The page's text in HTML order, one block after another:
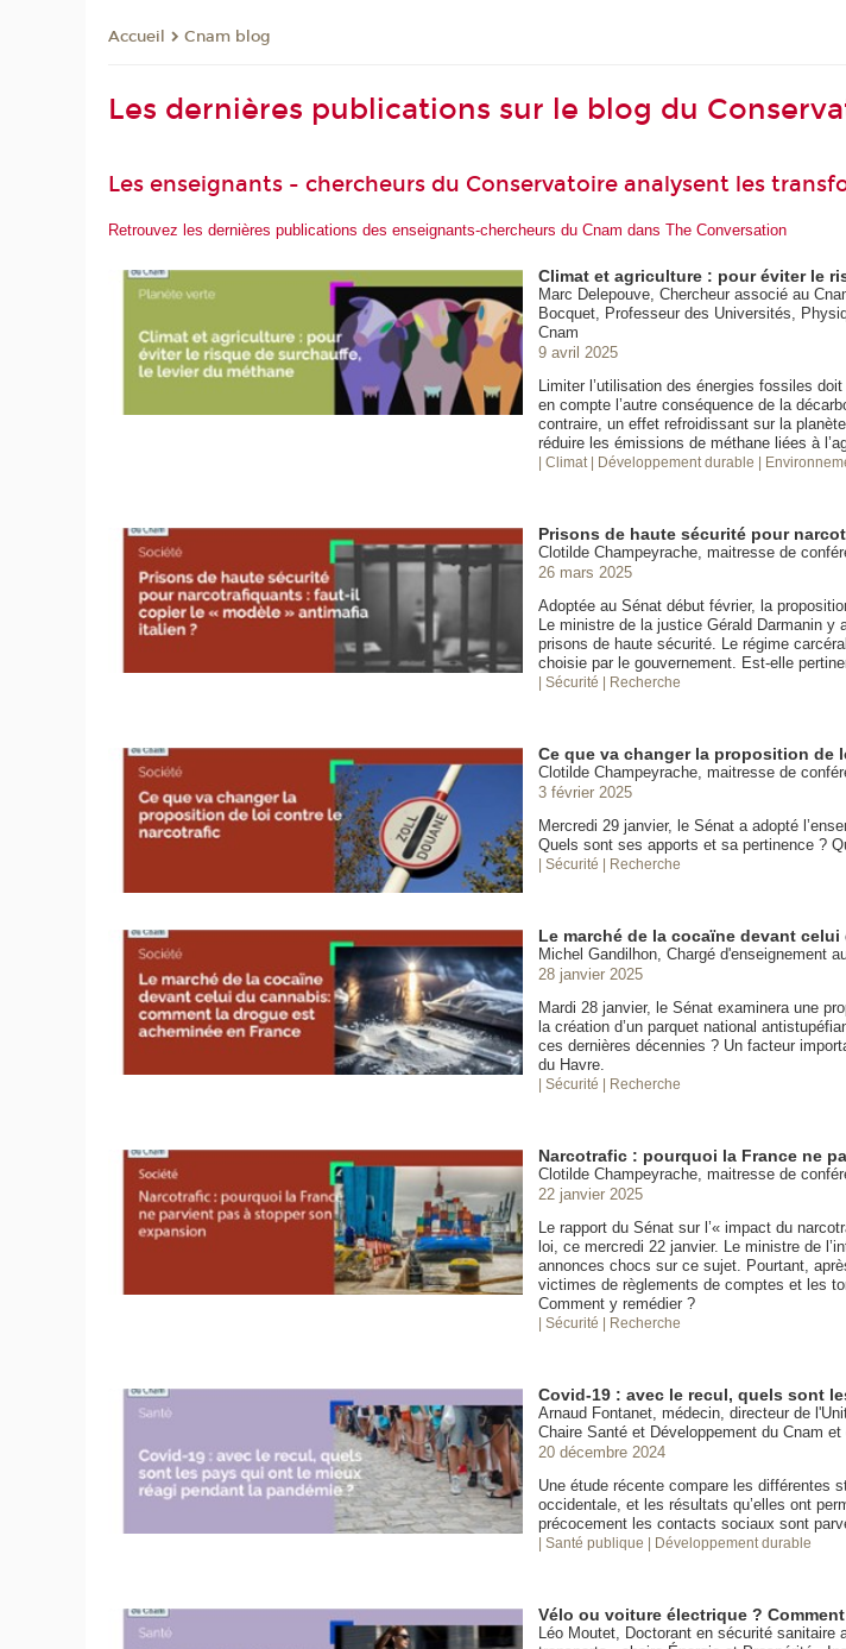
Accueil Cnam blog
Les dernières publications sur le blog du
Les enseignants - chercheurs du Conservatoire analysent les
Retrouvez les dernières publications des enseignants-chercheurs du Cnam dans The Conversation
Climat et agriculture : pour éviter le
Marc Delepouve, Chercheur associé au
Bocquet, Professeur des Universités,
Cnam
9 avril 2025
Limiter l’utilisation des énergies fossiles
en compte l’autre conséquence de la
contraire, un effet refroidissant sur la
réduire les émissions de méthane liées à
| Climat | Développement durable |
Prisons de haute sécurité pour
Clotilde Champeyrache, maitresse de
26 mars 2025
Adoptée au Sénat début février, la
Le ministre de la justice Gérald Darmanin y
prisons de haute sécurité. Le régime
choisie par le gouvernement. Est-elle
| Sécurité | Recherche
Ce que va changer la proposition de
Clotilde Champeyrache, maitresse de
3 février 2025
Mercredi 29 janvier, le Sénat a adopté
Quels sont ses apports et sa pertinence ?
| Sécurité | Recherche
Le marché de la cocaïne devant
Michel Gandilhon, Chargé d'enseignement
28 janvier 2025
Mardi 28 janvier, le Sénat examinera une
la création d’un parquet national
ces dernières décennies ? Un facteur
du Havre.
| Sécurité | Recherche
Narcotrafic : pourquoi la France ne
Clotilde Champeyrache, maitresse de
22 janvier 2025
Le rapport du Sénat sur l’« impact du
loi, ce mercredi 22 janvier. Le ministre de
annonces chocs sur ce sujet. Pourtant,
victimes de règlements de comptes et les
Comment y remédier ?
| Sécurité | Recherche
Covid-19 : avec le recul, quels sont
Arnaud Fontanet, médecin, directeur de
Chaire Santé et Développement du Cnam
20 décembre 2024
Une étude récente compare les différentes
occidentale, et les résultats qu’elles ont
précocement les contacts sociaux sont
| Santé publique | Développement durable
Vélo ou voiture électrique ?
Léo Moutet, Doctorant en sécurité sanitaire